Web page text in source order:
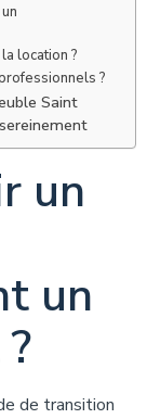
location ?
?
Saint
un
un
de transition